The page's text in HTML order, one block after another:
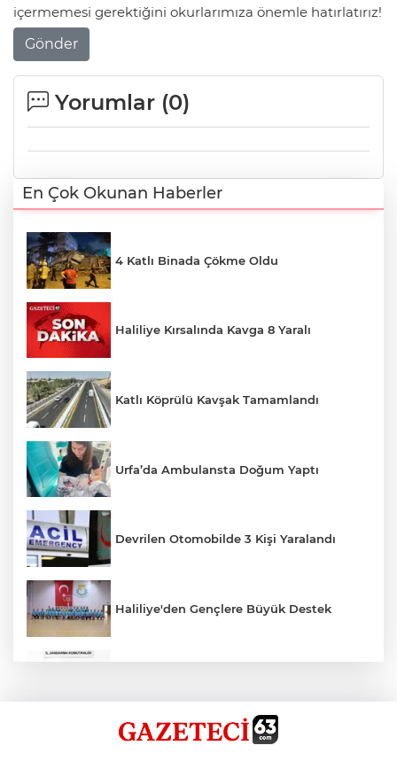
içermemesi gerektiğini okurlarımıza önemle hatırlatırız!
Gönder
Yorumlar (0)
En Çok Okunan Haberler
4 Katlı Binada Çökme Oldu
Haliliye Kırsalında Kavga 8 Yaralı
Katlı Köprülü Kavşak Tamamlandı
Urfa’da Ambulansta Doğum Yaptı
Devrilen Otomobilde 3 Kişi Yaralandı
Haliliye'den Gençlere Büyük Destek
Hikmet Başak’tan Ulaşım Çalışması